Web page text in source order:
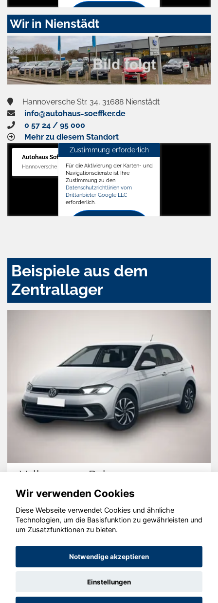
Zustimmen
aktivieren
Wir in Nienstädt
Hannoversche Str. 34, 31688 Nienstädt
info@autohaus-soeffker.de
0 57 24 / 95 000
Mehr zu diesem Standort
Autohaus Söffker GmbH
Hannoversche Str. 34, 31688 Nienstädt
Zustimmung erforderlich
Für die Aktivierung der Karten- und
Navigationsdienste ist Ihre
Zustimmung zu den
Datenschutzrichtlinien vom
Drittanbieter Google LLC
erforderlich.
Beispiele aus dem
Zentrallager
Volkswagen Polo
© konjunkturmotor.de GmbH 2020 - 2026
Wir verwenden Cookies
Diese Webseite verwendet Cookies und ähnliche
Technologien, um die Basisfunktion zu gewährleisten und
um Zusatzfunktionen zu bieten.
Notwendige akzeptieren
Einstellungen